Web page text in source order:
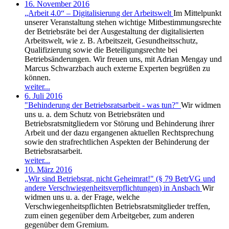
16. November 2016
„Arbeit 4.0“ – Digitalisierung der Arbeitswelt Im Mittelpunkt
unserer Veranstaltung stehen wichtige Mitbestimmungsrechte
der Betriebsräte bei der Ausgestaltung der digitalisierten
Arbeitswelt, wie z. B. Arbeitszeit, Gesundheitsschutz,
Qualifizierung sowie die Beteiligungsrechte bei
Betriebsänderungen. Wir freuen uns, mit Adrian Mengay und
Marcus Schwarzbach auch externe Experten begrüßen zu
können.
weiter...
6. Juli 2016
"Behinderung der Betriebsratsarbeit - was tun?" Wir widmen
uns u. a. dem Schutz von Betriebsräten und
Betriebsratsmitgliedern vor Störung und Behinderung ihrer
Arbeit und der dazu ergangenen aktuellen Rechtsprechung
sowie den strafrechtlichen Aspekten der Behinderung der
Betriebsratsarbeit.
weiter...
10. März 2016
„Wir sind Betriebsrat, nicht Geheimrat!" (§ 79 BetrVG und
andere Verschwiegenheitsverpflichtungen) in Ansbach Wir
widmen uns u. a. der Frage, welche
Verschwiegenheitspflichten Betriebsratsmitglieder treffen,
zum einen gegenüber dem Arbeitgeber, zum anderen
gegenüber dem Gremium.